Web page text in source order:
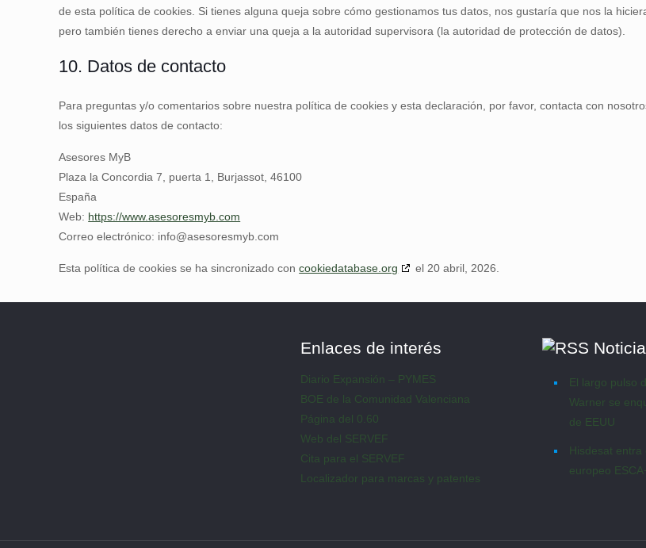
de esta política de cookies. Si tienes alguna queja sobre cómo gestionamos tus datos, nos gustaría que nos la
pero también tienes derecho a enviar una queja a la autoridad supervisora (la autoridad de protección de datos).
10. Datos de contacto
Para preguntas y/o comentarios sobre nuestra política de cookies y esta declaración, por favor, contacta con
los siguientes datos de contacto:
Asesores MyB
Plaza la Concordia 7, puerta 1, Burjassot, 46100
España
Web: https://www.asesoresmyb.com
Correo electrónico: info@asesoresmyb.com
Esta política de cookies se ha sincronizado concookiedatabase.org el 20 abril, 2026.
Enlaces de interés
Diario Expansión – PYMES
BOE de la Comunidad Valenciana
Página del 0.60
Web del SERVEF
Cita para el SERVEF
Localizador para marcas y patentes
El largo pulso
Warner se
de EEUU
Hisdesat entra
europeo